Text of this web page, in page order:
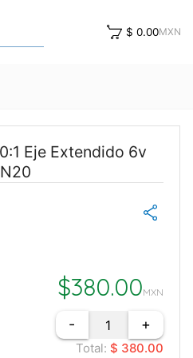
$ 0.00MXN
Eje Extendido 6v
$380.00MXN
- +
Total:$ 380.00